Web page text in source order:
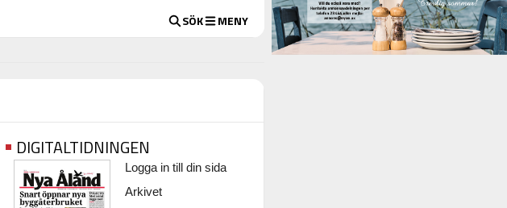
SÖK MENY
DIGITALTIDNINGEN
Logga in till din sida
Arkivet